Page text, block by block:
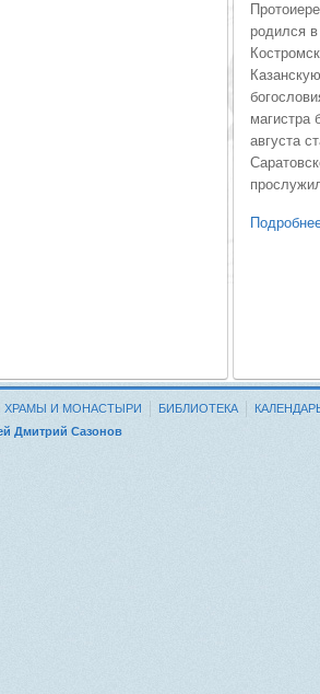
родился
магистра
августа
ХРАМЫ И МОНАСТЫРИ БИБЛИОТЕКА
Дмитрий Сазонов